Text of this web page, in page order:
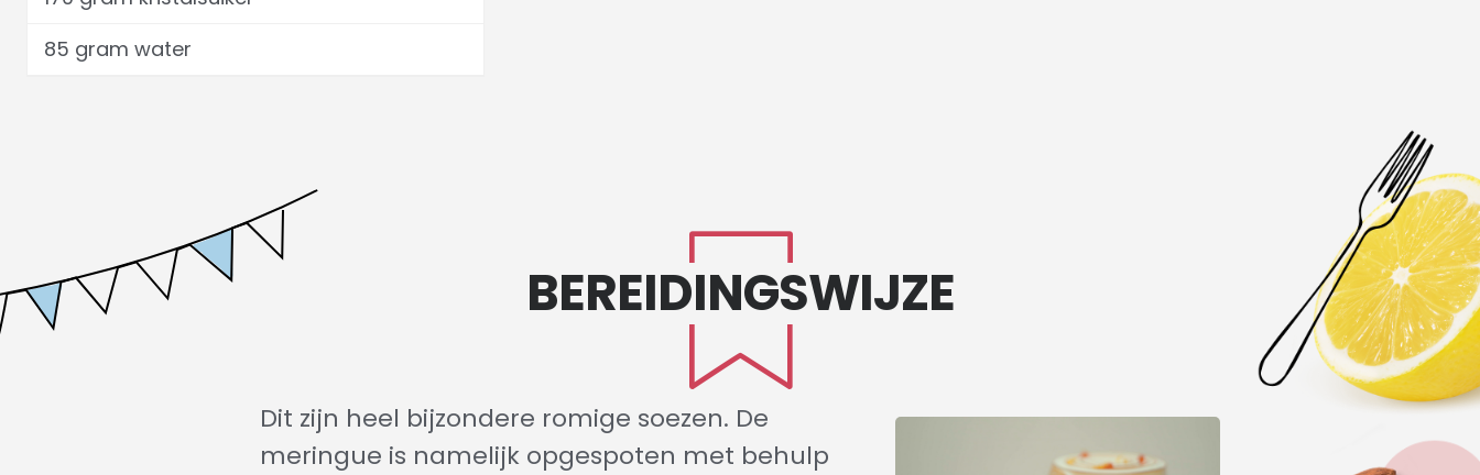
85 gram water
BEREIDINGSWIJZE
Dit zijn heel bijzondere romige soezen. De
meringue is namelijk opgespoten met behulp